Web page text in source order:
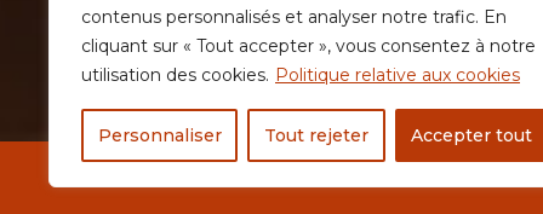
contenus personnalisés et analyser notre trafic. En
cliquant sur « Tout accepter », vous consentez à notre
utilisation des cookies. Politique relative aux cookies
Personnaliser Tout rejeter Accepter tout